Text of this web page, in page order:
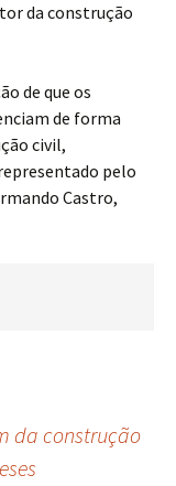
da construção
de que os
de forma
civil,
pelo
Castro,
da construção